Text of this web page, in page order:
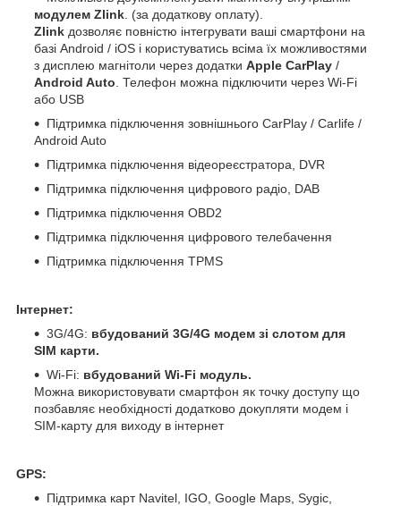
модулем Zlink . (за додаткову оплату).
Zlink дозволяє повністю інтегрувати ваші смартфони на
базі Android / iOS і користуватись всіма їх можливостями
з дисплею магнітоли через додатки Apple CarPlay /
Android Auto . Телефон можна підключити через Wi-Fi
або USB
Підтримка підключення зовнішнього CarPlay / Carlife /
Android Auto
Підтримка підключення відеореєстратора, DVR
Підтримка підключення цифрового радіо, DAB
Підтримка підключення OBD2
Підтримка підключення цифрового телебачення
Підтримка підключення TPMS
Інтернет:
3G/4G: вбудований 3G/4G модем зі слотом для
SIM карти.
Wi-Fi: вбудований Wi-Fi модуль.
Можна використовувати смартфон як точку доступу що
позбавляє необхідності додатково докупляти модем і
SIM-карту для виходу в інтернет
GPS:
Підтримка карт Navitel, IGO, Google Maps, Sygic,